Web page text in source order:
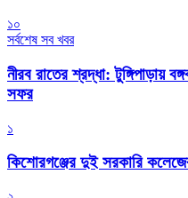
১০
সর্বশেষ সব খবর
নীরব রাতের শ্রদ্ধা: টুঙ্গিপাড়ায়
সফর
১
কিশোরগঞ্জের দুই সরকারি